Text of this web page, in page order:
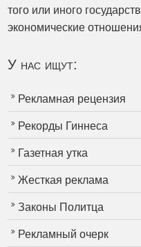
того или иного
экономические
У нас ищут:
Рекламная рецензия
Рекорды Гиннеса
Газетная утка
Жесткая реклама
Законы Политца
Рекламный очерк